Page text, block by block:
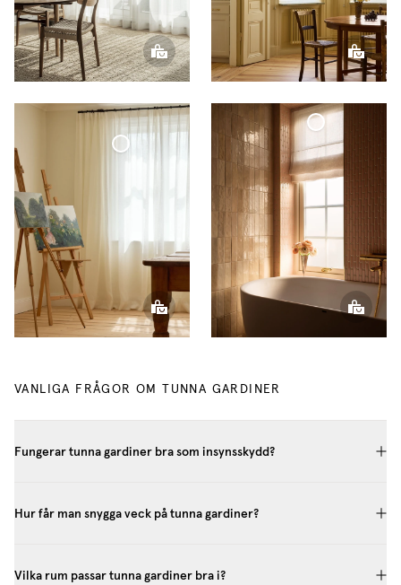
Cafégardin Minimalist Tunn Linne
Hissgardin Tunn Linne
VANLIGA FRÅGOR OM TUNNA GARDINER
Fungerar tunna gardiner bra som insynsskydd?
Hur får man snygga veck på tunna gardiner?
Vilka rum passar tunna gardiner bra i?